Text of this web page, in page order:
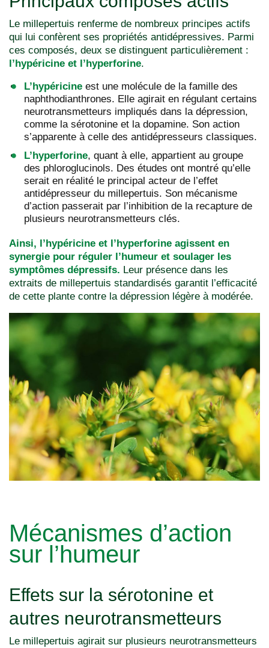
Le millepertuis renferme de nombreux principes actifs
qui lui confèrent ses propriétés antidépressives. Parmi
ces composés, deux se distinguent particulièrement :
l’hypéricine et l’hyperforine.
L’hypéricine est une molécule de la famille des
naphthodianthrones. Elle agirait en régulant certains
neurotransmetteurs impliqués dans la dépression,
comme la sérotonine et la dopamine. Son action
s’apparente à celle des antidépresseurs classiques.
L’hyperforine, quant à elle, appartient au groupe
des phloroglucinols. Des études ont montré qu’elle
serait en réalité le principal acteur de l’effet
antidépresseur du millepertuis. Son mécanisme
d’action passerait par l’inhibition de la recapture de
plusieurs neurotransmetteurs clés.
Ainsi, l’hypéricine et l’hyperforine agissent en
synergie pour réguler l’humeur et soulager les
symptômes dépressifs. Leur présence dans les
extraits de millepertuis standardisés garantit l’efficacité
de cette plante contre la dépression légère à modérée.
Mécanismes d’action
sur l’humeur
Effets sur la sérotonine et
autres neurotransmetteurs
Le millepertuis agirait sur plusieurs neurotransmetteurs